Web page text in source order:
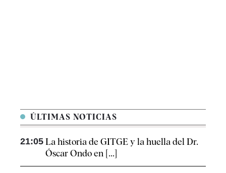
ÚLTIMAS NOTICIAS
21:05 La historia de GITGE y la huella del Dr.
Óscar Ondo en [...]